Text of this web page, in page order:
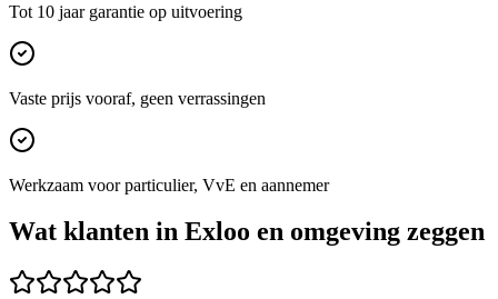
Tot 10 jaar garantie op uitvoering
Vaste prijs vooraf, geen verrassingen
Werkzaam voor particulier, VvE en aannemer
Wat klanten in Exloo en omgeving zeggen